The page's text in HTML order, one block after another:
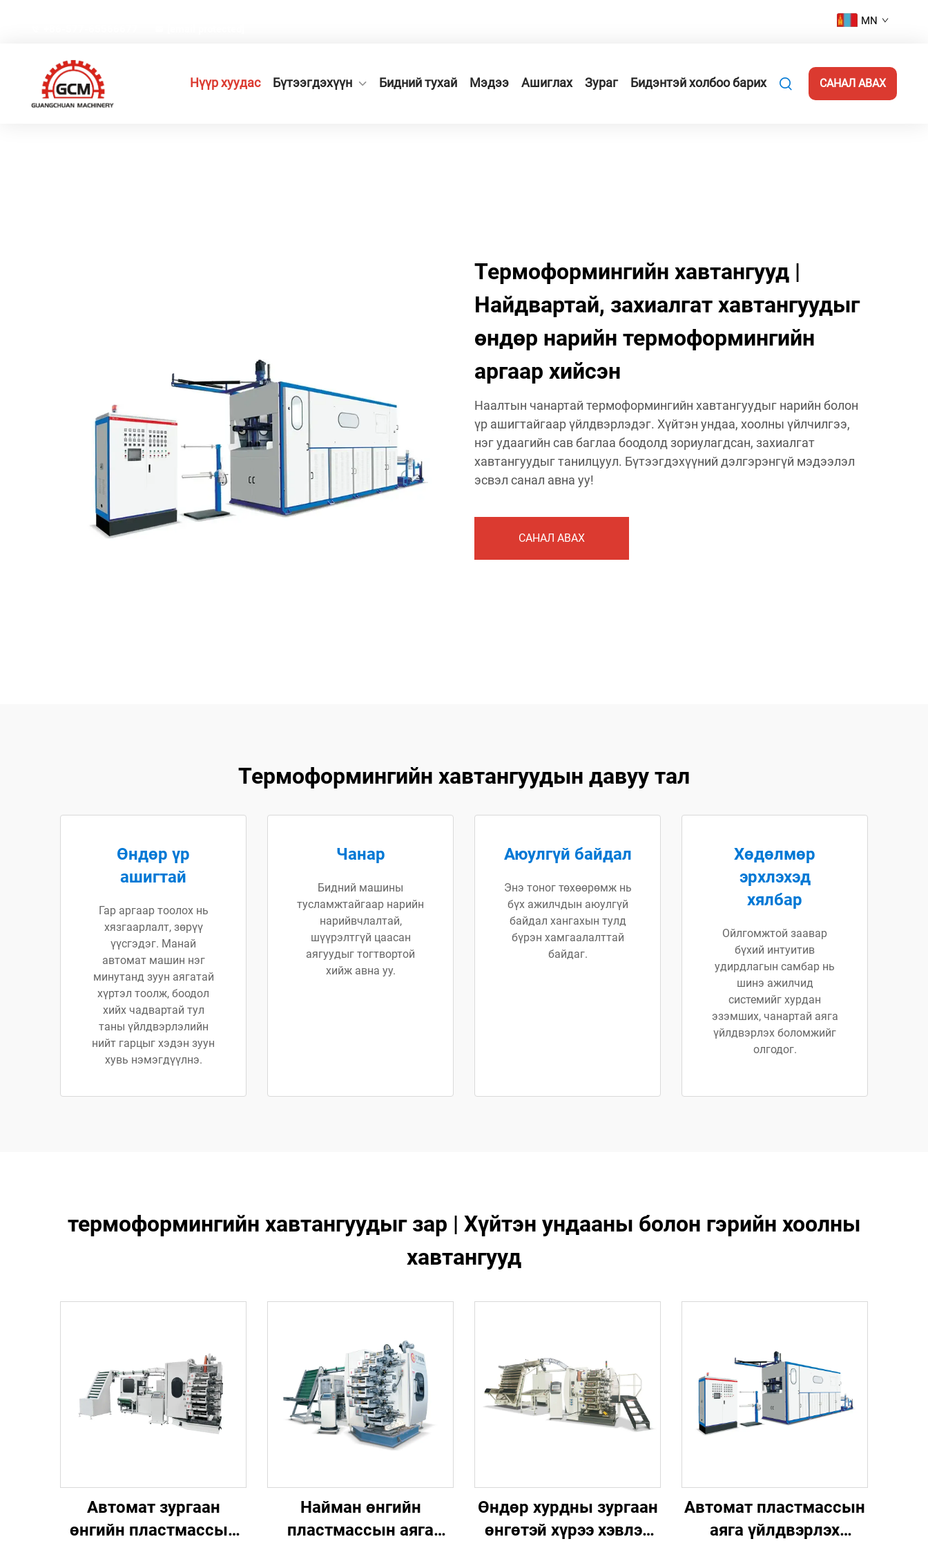
MN
Нүүр хуудас Бүтээгдэхүүн Бидний тухай Мэдээ Ашиглах Зураг Бидэнтэй холбоо барих САНАЛ АВАХ
Термоформингийн хавтангууд |
Найдвартай, захиалгат хавтангуудыг
өндөр нарийн термоформингийн
аргаар хийсэн
Наалтын чанартай термоформингийн хавтангуудыг нарийн болон
үр ашигтайгаар үйлдвэрлэдэг. Хүйтэн ундаа, хоолны үйлчилгээ,
нэг удаагийн сав баглаа боодолд зориулагдсан, захиалгат
хавтангуудыг танилцуул. Бүтээгдэхүүний дэлгэрэнгүй мэдээлэл
эсвэл санал авна уу!
САНАЛ АВАХ
Термоформингийн хавтангуудын давуу тал
Өндөр үр
ашигтай
Гар аргаар тоолох нь
хязгаарлалт, зөрүү
үүсгэдэг. Манай
автомат машин нэг
минутанд зуун аягатай
хүртэл тоолж, боодол
хийх чадвартай тул
таны үйлдвэрлэлийн
нийт гарцыг хэдэн зуун
хувь нэмэгдүүлнэ.
Чанар
Бидний машины
тусламжтайгаар нарийн
нарийвчлалтай,
шүүрэлтгүй цаасан
аягуудыг тогтвортой
хийж авна уу.
Аюулгүй байдал
Энэ тоног төхөөрөмж нь
бүх ажилчдын аюулгүй
байдал хангахын тулд
бүрэн хамгаалалттай
байдаг.
Хөдөлмөр
эрхлэхэд
хялбар
Ойлгомжтой заавар
бүхий интуитив
удирдлагын самбар нь
шинэ ажилчид
системийг хурдан
эзэмших, чанартай аяга
үйлдвэрлэх боломжийг
олгодог.
термоформингийн хавтангуудыг зар | Хүйтэн ундааны болон гэрийн хоолны
хавтангууд
Автомат зургаан
өнгийн пластмассын
Найман өнгийн
пластмассын аяга
Өндөр хурдны зургаан
өнгөтэй хүрээ хэвлэх
Автомат пластмассын
аяга үйлдвэрлэх